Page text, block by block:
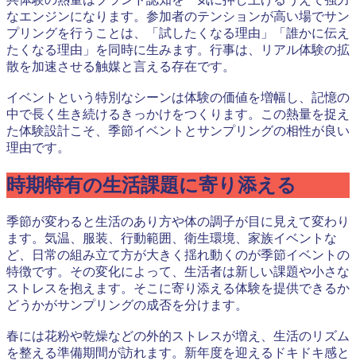
なエンジンになります。参加者のテンションが高い場でサン
プリングを行うことは、「試したくなる理由」「誰かに伝え
たくなる理由」を同時に生みます。行事は、リアル体験の拡
散を加速させる触媒と言える存在です。
イベントという特別なシーンは体験の価値を増幅し、記憶の
中で長く生き続けるきっかけをつくります。この熱量を捉え
た体験設計こそ、季節イベントとサンプリングの相性が良い
理由です。
時期特有の生活課題に寄り添える
季節が変わると生活のあり方や体の調子が目に見えて変わり
ます。気温、服装、行動範囲、衛生環境、家族イベントな
ど、日常の組み立て方が大きく揺れ動くのが季節イベントの
特徴です。その変化によって、生活者は新しい課題や小さな
ストレスを抱えます。そこに寄り添える体験を提供できるか
どうかがサンプリングの成否を分けます。
春には花粉や乾燥などの外的ストレスが増え、生活のリズム
を整える準備期間が訪れます。新年度を迎えるドキドキ感と